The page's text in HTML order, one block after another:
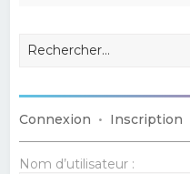
Connexion • Inscription
Nom d’utilisateur :